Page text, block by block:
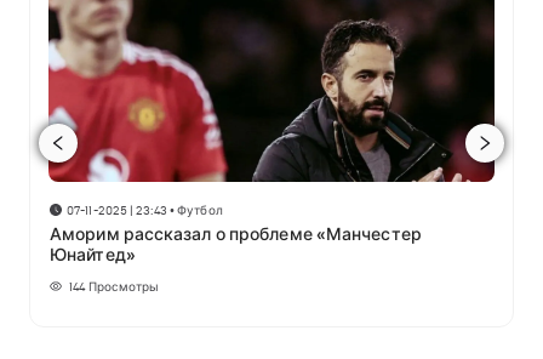
07-11-2025 | 23:43 •Футбол
Аморим рассказал о проблеме «Манчестер
Юнайтед»
144 Просмотры